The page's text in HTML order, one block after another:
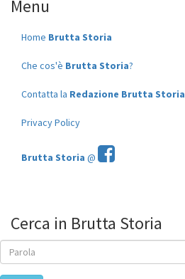
Menu
Home Brutta Storia
Che cos'è Brutta Storia?
Contatta la Redazione Brutta Storia
Privacy Policy
Brutta Storia @
Cerca in Brutta Storia